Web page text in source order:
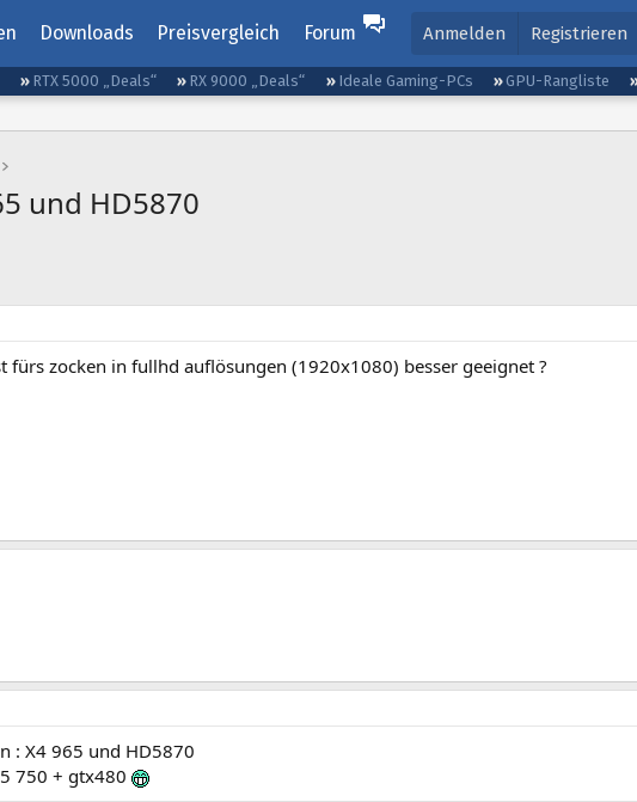
Downloads Preisvergleich Forum Anmelden Registrieren
RTX 5000 „Deals“ RX 9000 „Deals“ Ideale Gaming-PCs GPU-Rangliste
und HD5870
fürs zocken in fullhd auflösungen (1920x1080) besser geeignet ?
: X4 965 und HD5870
750 + gtx480